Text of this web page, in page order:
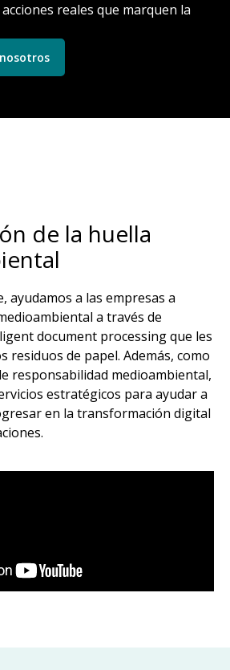
reales que marquen la
de la huella
ayudamos a las empresas a
a través de
document processing que les
residuos de papel. Además, como
responsabilidad medioambiental,
estratégicos para ayudar a
en la transformación digital